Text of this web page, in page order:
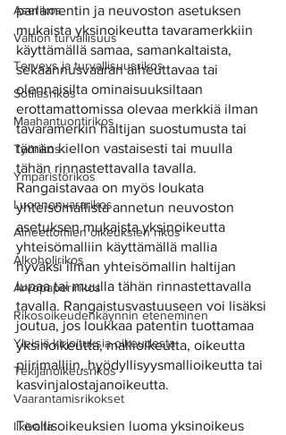
Aserikos
Valtion turvallisuus
Terveys ja turvallisuusrikos
Sotilasrikos
Maahantuontirikos
Työrikos
Ympäristörikos
Luonnonvararikos
Aineettomien oikeuksien rikos
Alkoholirikos
Arvopaperirikos
Rikosoikeudenkäynnin eteneminen
Yleisiä kirjoituksia oikeudesta
Tekijänoikeusrikos
Vaarantamisrikokset
Ilkivalta
parlamentin ja neuvoston asetuksen
mukaista yksinoikeutta tavaramerkkiin
käyttämällä samaa, samankaltaista,
sekaannusvaaran aiheuttavaa tai
olennaisilta ominaisuuksiltaan
erottamattomissa olevaa merkkiä ilman
tavaramerkin haltijan suostumusta tai
tämän kiellon vastaisesti tai muulla
tähän rinnastettavalla tavalla.
Rangaistavaa on myös loukata
yhteisömallista annetun neuvoston
asetuksen mukaista yksinoikeutta
yhteisömalliin käyttämällä mallia
hyväksi ilman yhteisömallin haltijan
lupaa tai muulla tähän rinnastettavalla
tavalla. Rangaistusvastuuseen voi lisäksi
joutua, jos loukkaa patentin tuottamaa
yksinoikeutta, mallioikeutta, oikeutta
piirimalliin, hyödyllisyysmallioikeutta tai
kasvinjalostajanoikeutta.
Teollisoikeuksien luoma yksinoikeus